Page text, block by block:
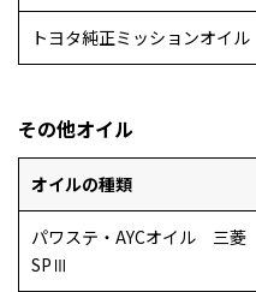
トヨタ純正ミッションオイル
その他オイル
オイルの種類
パワステ・AYCオイル 三菱
SPⅢ